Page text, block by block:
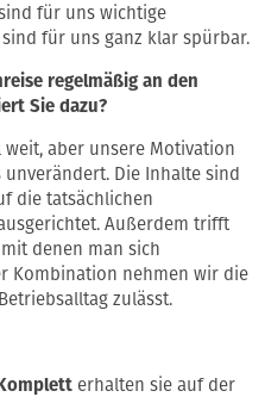
für uns wichtige
für uns ganz klar spürbar.
regelmäßig an den
Sie dazu?
aber unsere Motivation
Die Inhalte sind
die tatsächlichen
Außerdem trifft
denen man sich
Kombination nehmen wir die
zulässt.
erhalten sie auf der